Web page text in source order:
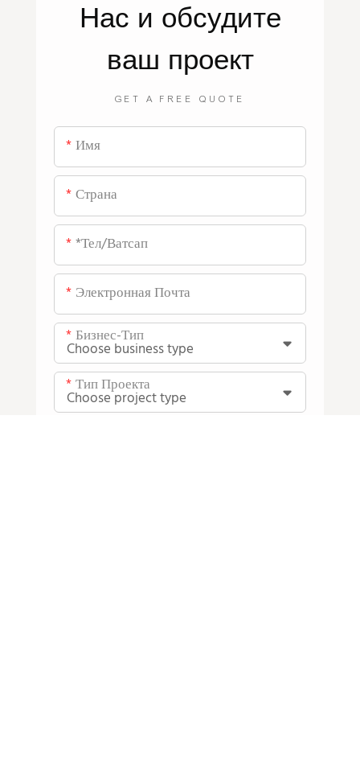
Нас и обсудите
ваш проект
GET A FREE QUOTE
Имя
Страна
*тел/ватсап
Электронная Почта
Бизнес-Тип
Тип Проекта